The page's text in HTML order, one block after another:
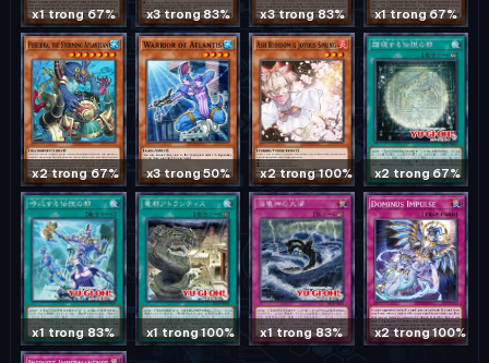
x1 trong 67% x3 trong 83% x3 trong 83% x1 trong 67%
x2 trong 67% x3 trong 50% x2 trong 100% x2 trong 67%
x1 trong 83% x1 trong 100% x1 trong 83% x2 trong 100%